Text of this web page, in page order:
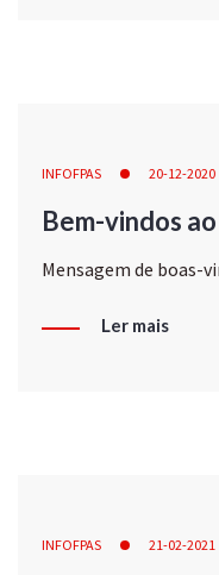
INFOFPAS 20-12-2020
Bem-vindos
Mensagem de boas-
Ler mais
INFOFPAS 21-02-2021